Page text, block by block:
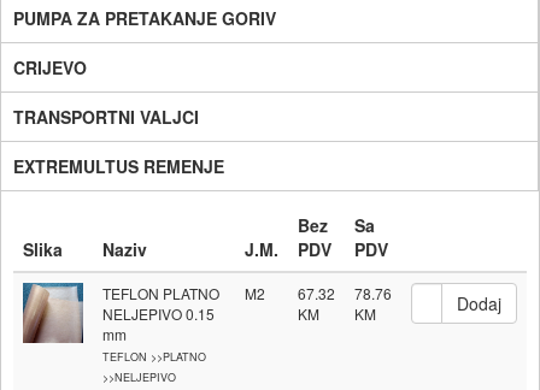
PUMPA ZA PRETAKANJE GORIV
CRIJEVO
TRANSPORTNI VALJCI
EXTREMULTUS REMENJE
Slika Naziv J.M.
Bez
PDV
Sa
PDV
TEFLON PLATNO
NELJEPIVO 0.15
mm
TEFLON >>PLATNO
>>NELJEPIVO
M2 67.32 78.76